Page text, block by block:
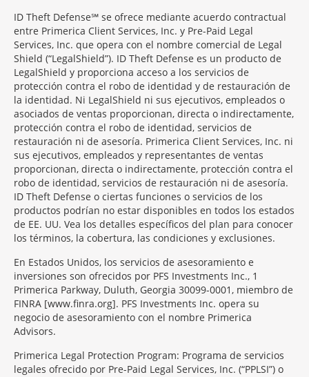
ID Theft Defense℠ se ofrece mediante acuerdo contractual
entre Primerica Client Services, Inc. y Pre-Paid Legal
Services, Inc. que opera con el nombre comercial de Legal
Shield (“LegalShield”). ID Theft Defense es un producto de
LegalShield y proporciona acceso a los servicios de
protección contra el robo de identidad y de restauración de
la identidad. Ni LegalShield ni sus ejecutivos, empleados o
asociados de ventas proporcionan, directa o indirectamente,
protección contra el robo de identidad, servicios de
restauración ni de asesoría. Primerica Client Services, Inc. ni
sus ejecutivos, empleados y representantes de ventas
proporcionan, directa o indirectamente, protección contra el
robo de identidad, servicios de restauración ni de asesoría.
ID Theft Defense o ciertas funciones o servicios de los
productos podrían no estar disponibles en todos los estados
de EE. UU. Vea los detalles específicos del plan para conocer
los términos, la cobertura, las condiciones y exclusiones.
En Estados Unidos, los servicios de asesoramiento e
inversiones son ofrecidos por PFS Investments Inc., 1
Primerica Parkway, Duluth, Georgia 30099-0001, miembro de
FINRA [www.finra.org]. PFS Investments Inc. opera su
negocio de asesoramiento con el nombre Primerica
Advisors.
Primerica Legal Protection Program: Programa de servicios
legales ofrecido por Pre-Paid Legal Services, Inc. (“PPLSI”) o